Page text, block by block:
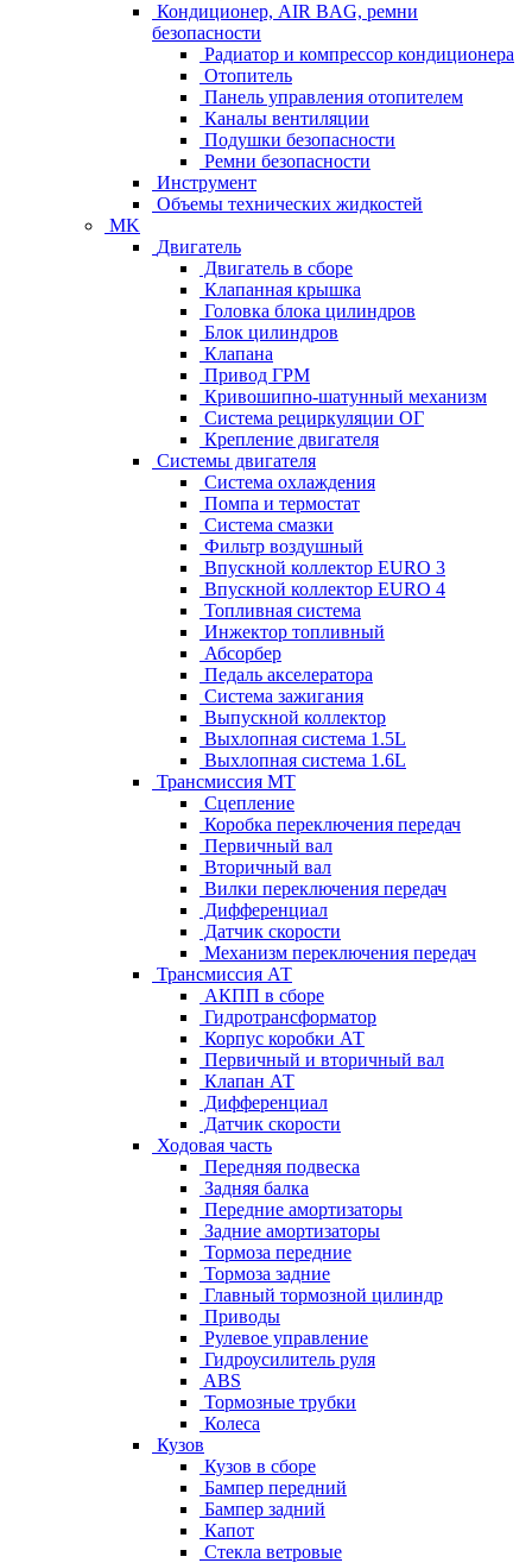
Кондиционер, AIR BAG, ремни
безопасности
Радиатор и компрессор кондиционера
Отопитель
Панель управления отопителем
Каналы вентиляции
Подушки безопасности
Ремни безопасности
Инструмент
Объемы технических жидкостей
MK
Двигатель
Двигатель в сборе
Клапанная крышка
Головка блока цилиндров
Блок цилиндров
Клапана
Привод ГРМ
Кривошипно-шатунный механизм
Система рециркуляции ОГ
Крепление двигателя
Системы двигателя
Система охлаждения
Помпа и термостат
Система смазки
Фильтр воздушный
Впускной коллектор EURO 3
Впускной коллектор EURO 4
Топливная система
Инжектор топливный
Абсорбер
Педаль акселератора
Система зажигания
Выпускной коллектор
Выхлопная система 1.5L
Выхлопная система 1.6L
Трансмиссия МТ
Сцепление
Коробка переключения передач
Первичный вал
Вторичный вал
Вилки переключения передач
Дифференциал
Датчик скорости
Механизм переключения передач
Трансмиссия АТ
АКПП в сборе
Гидротрансформатор
Корпус коробки АТ
Первичный и вторичный вал
Клапан АТ
Дифференциал
Датчик скорости
Ходовая часть
Передняя подвеска
Задняя балка
Передние амортизаторы
Задние амортизаторы
Тормоза передние
Тормоза задние
Главный тормозной цилиндр
Приводы
Рулевое управление
Гидроусилитель руля
ABS
Тормозные трубки
Колеса
Кузов
Кузов в сборе
Бампер передний
Бампер задний
Капот
Стекла ветровые